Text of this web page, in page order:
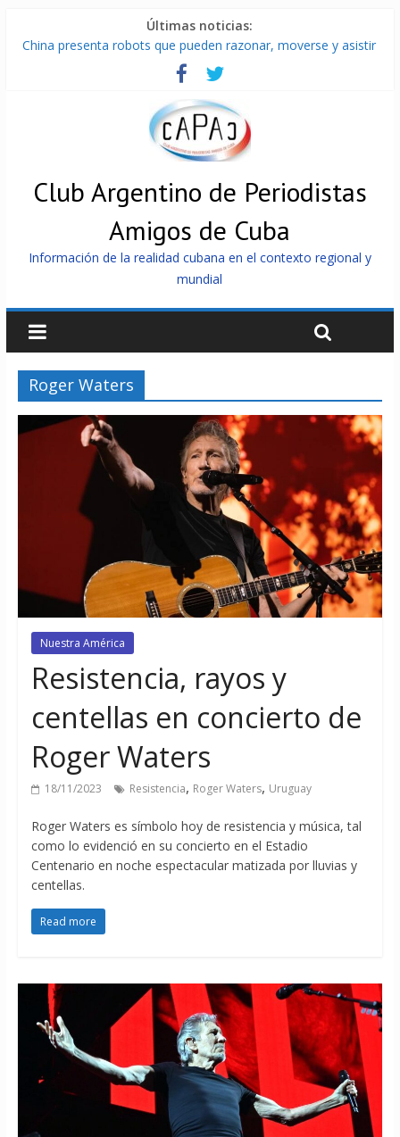
Últimas noticias:
China presenta robots que pueden razonar, moverse y asistir
Nuevas sanciones de EEUU contra Cuba apuntan a la
cooperación militar con Rusia y China
Brutal represión contra los que marchan para que no se
Distribuyen en Cuba Equipos fotovoltaicos recibidos desde
Argentina
Milei firmó memorándum con EE.UU sin informarlo
Club Argentino de Periodistas
Amigos de Cuba
Información de la realidad cubana en el contexto regional y
mundial
Roger Waters
Nuestra América
Resistencia, rayos y
centellas en concierto de
Roger Waters
18/11/2023 Resistencia, Roger Waters, Uruguay
Roger Waters es símbolo hoy de resistencia y música, tal
como lo evidenció en su concierto en el Estadio
Centenario en noche espectacular matizada por lluvias y
centellas.
Read more